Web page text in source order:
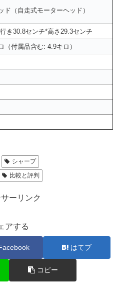
ド（自走式モーターヘッド）
き30.8センチ*高さ29.3センチ
（付属品含む: 4.9キロ）
シャープ
比較と評判
ーリンク
アする
はてブ
コピー